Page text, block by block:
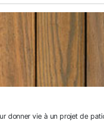
donner vie à un projet de